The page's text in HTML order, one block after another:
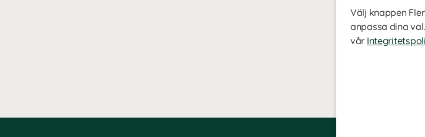
Välj knappen
anpassa dina
vår